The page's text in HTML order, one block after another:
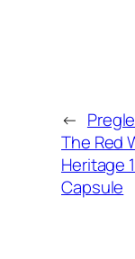
←
The Red
Heritage
Capsule